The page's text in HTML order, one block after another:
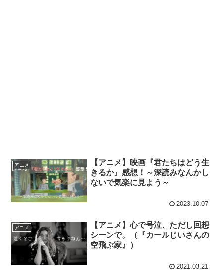
アニメ
【アニメ】映画『君たちはどう生
きるか』感想！～深読みなんかし
ないで気楽に見よう～
2023.10.07
アニメ
【アニメ】心で号泣、ただし回想
シーンで。（『カールじいさんの
空飛ぶ家』）
2021.03.21